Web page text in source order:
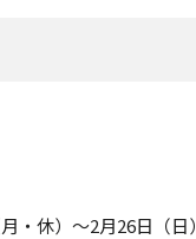
・休）～2月26日（日）